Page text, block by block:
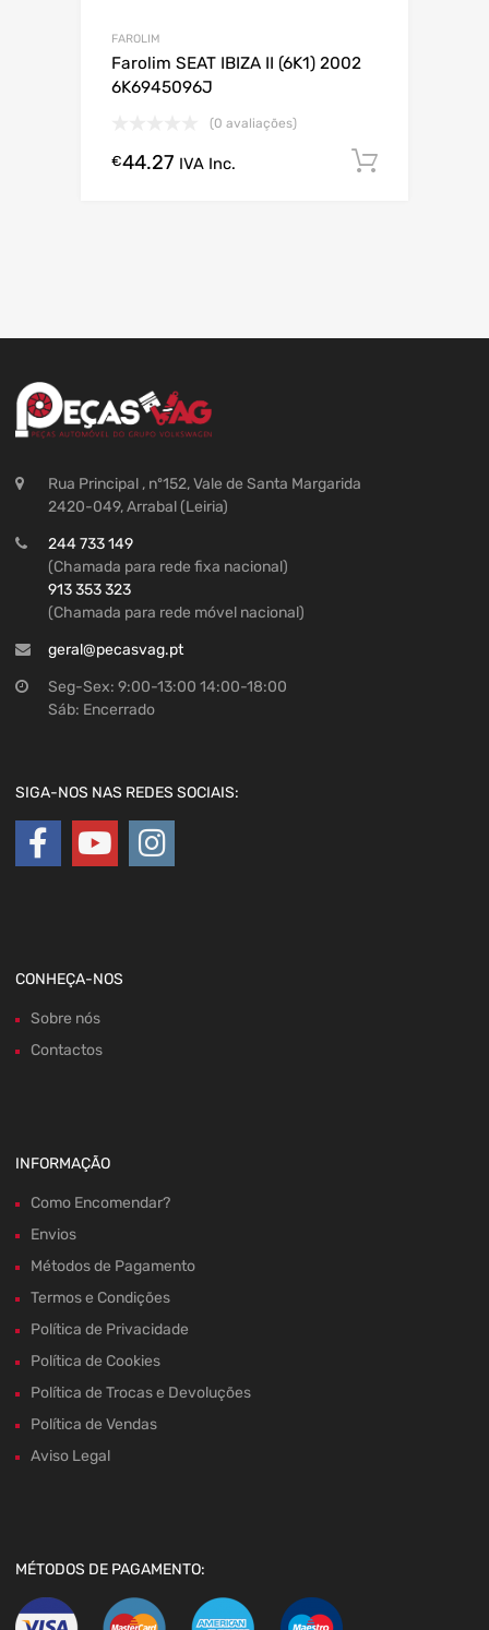
FAROLIM
Farolim SEAT IBIZA II (6K1) 2002
6K6945096J
(0 avaliações)
€44.27 IVA Inc.
Rua Principal , nº152, Vale de Santa Margarida
2420-049, Arrabal (Leiria)
244 733 149
(Chamada para rede fixa nacional)
913 353 323
(Chamada para rede móvel nacional)
geral@pecasvag.pt
Seg-Sex: 9:00-13:00 14:00-18:00
Sáb: Encerrado
SIGA-NOS NAS REDES SOCIAIS:
CONHEÇA-NOS
Sobre nós
Contactos
INFORMAÇÃO
Como Encomendar?
Envios
Métodos de Pagamento
Termos e Condições
Política de Privacidade
Política de Cookies
Política de Trocas e Devoluções
Política de Vendas
Aviso Legal
MÉTODOS DE PAGAMENTO: